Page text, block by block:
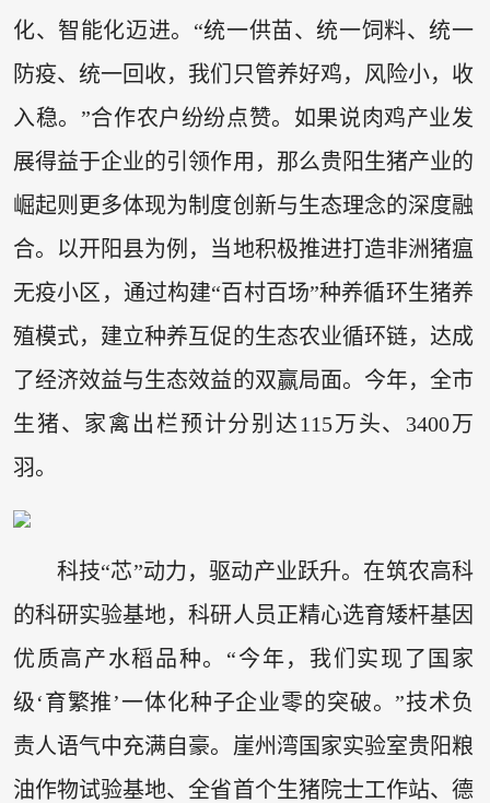
化、智能化迈进。“统一供苗、统一饲料、统一
防疫、统一回收，我们只管养好鸡，风险小，收
入稳。”合作农户纷纷点赞。如果说肉鸡产业发
展得益于企业的引领作用，那么贵阳生猪产业的
崛起则更多体现为制度创新与生态理念的深度融
合。以开阳县为例，当地积极推进打造非洲猪瘟
无疫小区，通过构建“百村百场”种养循环生猪养
殖模式，建立种养互促的生态农业循环链，达成
了经济效益与生态效益的双赢局面。今年，全市
生猪、家禽出栏预计分别达115万头、3400万
羽。
科技“芯”动力，驱动产业跃升。在筑农高科
的科研实验基地，科研人员正精心选育矮杆基因
优质高产水稻品种。“今年，我们实现了国家
级‘育繁推’一体化种子企业零的突破。”技术负
责人语气中充满自豪。崖州湾国家实验室贵阳粮
油作物试验基地、全省首个生猪院士工作站、德